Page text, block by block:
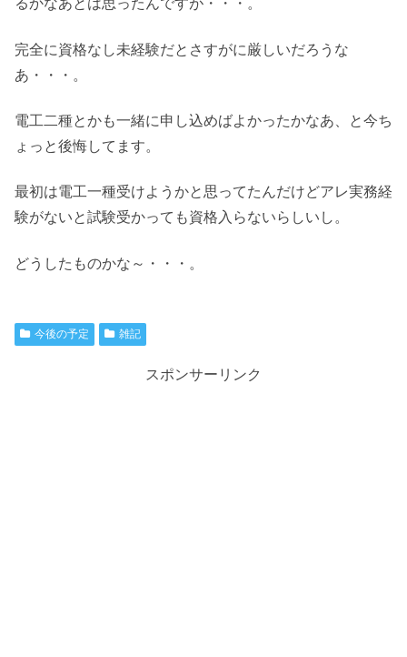
るかなあとは思ったんですが・・・。
完全に資格なし未経験だとさすがに厳しいだろうな
あ・・・。
電工二種とかも一緒に申し込めばよかったかなあ、と今ち
ょっと後悔してます。
最初は電工一種受けようかと思ってたんだけどアレ実務経
験がないと試験受かっても資格入らないらしいし。
どうしたものかな～・・・。
今後の予定 雑記
スポンサーリンク